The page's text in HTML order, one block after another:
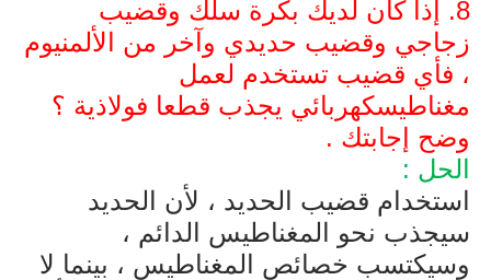
8. إذا كان لديك بكرة سلك وقضيب
زجاجي وقضيب حديدي وآخر من الألمنيوم
، فأي قضيب تستخدم لعمل
مغناطيسكهربائي يجذب قطعا فولاذية ؟
وضح إجابتك .
الحل :
استخدام قضيب الحديد ، لأن الحديد
سيجذب نحو المغناطيس الدائم ،
وسيكتسب خصائص المغناطيس ، بينما لا